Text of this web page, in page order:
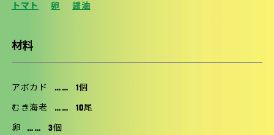
トマト
卵 醤油
材料
アボカド …… 1個
むき海老 …… 10尾
卵 …… 3個